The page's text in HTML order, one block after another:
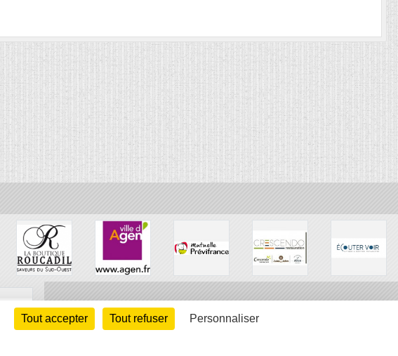
Tout accepter Tout refuser Personnaliser